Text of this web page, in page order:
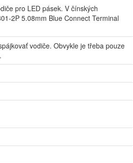
pro LED pásek. V čínských
2P 5.08mm Blue Connect Terminal
vodiče. Obvykle je třeba pouze